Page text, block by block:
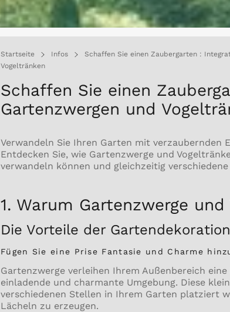
Startseite Infos
Schaffen Sie einen Zaubergarten :
Vogeltränken
Schaffen Sie einen
Gartenzwergen und
Verwandeln Sie Ihren Garten mit verzaubernden
Entdecken Sie, wie Gartenzwerge und
verwandeln können und gleichzeitig
1. Warum Gartenzwerge
Die Vorteile der
Fügen Sie eine Prise Fantasie und Charme
Gartenzwerge verleihen Ihrem Außenbereich
einladende und charmante Umgebung. Diese
verschiedenen Stellen in Ihrem Garten platziert
Lächeln zu erzeugen.